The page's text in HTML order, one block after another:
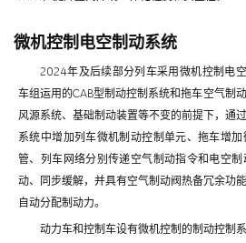
微机控制电空制动系统
2024年及后续部分列车采用微机控制电
车组运用的CAB型制动控制系统和拖车空气制
风源系统、基础制动装置等不变的前提下，通
系统中增加列车微机制动控制单元、拖车增
管、列车网络分别传递空气制动指令和电空
动、同步缓解，并具有空气制动阀热备冗余功
自动分配制动力。
动力车和控制车设有微机控制的制动控制